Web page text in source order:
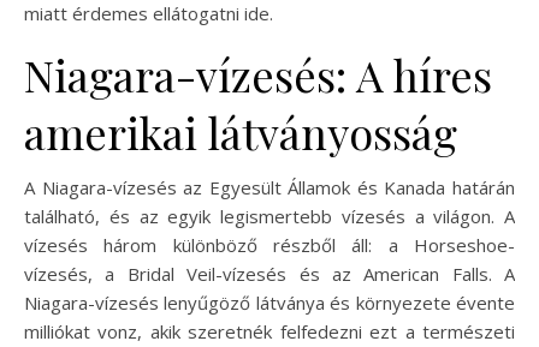
miatt érdemes ellátogatni ide.
Niagara-vízesés: A híres
amerikai látványosság
A Niagara-vízesés az Egyesült Államok és Kanada határán
található, és az egyik legismertebb vízesés a világon. A
vízesés három különböző részből áll: a Horseshoe-
vízesés, a Bridal Veil-vízesés és az American Falls. A
Niagara-vízesés lenyűgöző látványa és környezete évente
milliókat vonz, akik szeretnék felfedezni ezt a természeti